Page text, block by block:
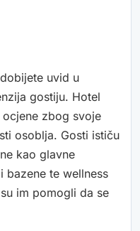
uvid u
gostiju. Hotel
zbog svoje
osoblja. Gosti ističu
kao glavne
bazene te wellness
im pomogli da se